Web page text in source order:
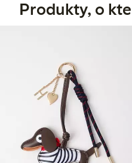
Produkty, o